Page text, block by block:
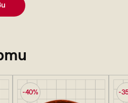
-40% -